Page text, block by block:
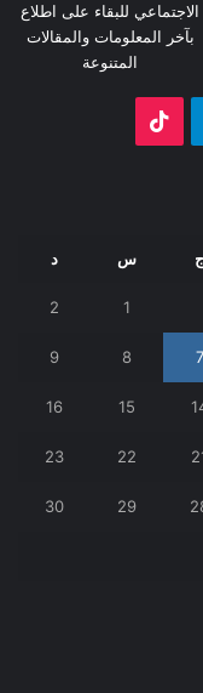
الاجتماعي للبقاء على اطلاع
بآخر المعلومات والمقالات
المتنوعة
ج س د
1
2
7
8
9
15
16
22
23
29
30